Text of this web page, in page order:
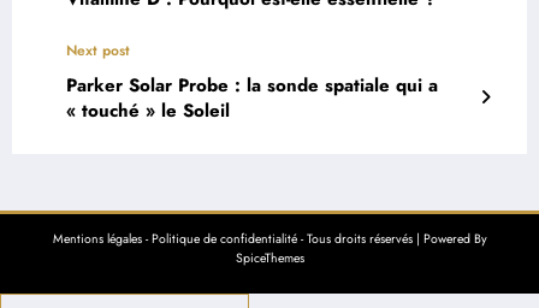
Next post
Parker Solar Probe : la sonde spatiale qui a
« touché » le Soleil
Mentions légales-Politique de confidentialité- Tous droits réservés | Powered By
SpiceThemes